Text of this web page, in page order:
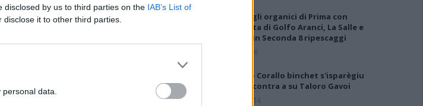
disclosed by us to third parties on the IAB’s List of
disclose it to other third parties.
data.
Definiti gli organici di Prima con
l'aggiunta di Golfo Aranci, La Salle e
Ottava, in Seconda 8 ripescaggi
7 Ago 2026
Su Porto Corallo binchet s'isparègiu
play-off contra a su Taloro Gavoi
27 Apr 2014